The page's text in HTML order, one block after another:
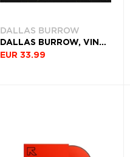
DALLAS BURROW
DALLAS BURROW, VINYL MODERN DAY VAGABOND
EUR 33.99